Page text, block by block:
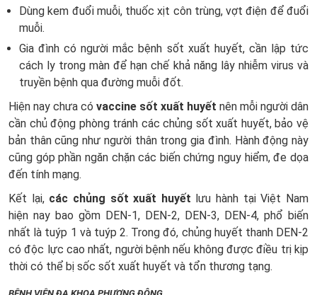
Dùng kem đuổi muỗi, thuốc xịt côn trùng, vợt điện để đuổi
muỗi.
Gia đình có người mắc bệnh sốt xuất huyết, cần lập tức
cách ly trong màn để hạn chế khả năng lây nhiễm virus và
truyền bệnh qua đường muỗi đốt.
Hiện nay chưa có vaccine sốt xuất huyết nên mỗi người dân
cần chủ động phòng tránh các chủng sốt xuất huyết, bảo vệ
bản thân cũng như người thân trong gia đình. Hành động này
cũng góp phần ngăn chặn các biến chứng nguy hiểm, đe dọa
đến tính mạng.
Kết lại, các chủng sốt xuất huyết lưu hành tại Việt Nam
hiện nay bao gồm DEN-1, DEN-2, DEN-3, DEN-4, phổ biến
nhất là tuýp 1 và tuýp 2. Trong đó, chủng huyết thanh DEN-2
có độc lực cao nhất, người bệnh nếu không được điều trị kịp
thời có thể bị sốc sốt xuất huyết và tổn thương tạng.